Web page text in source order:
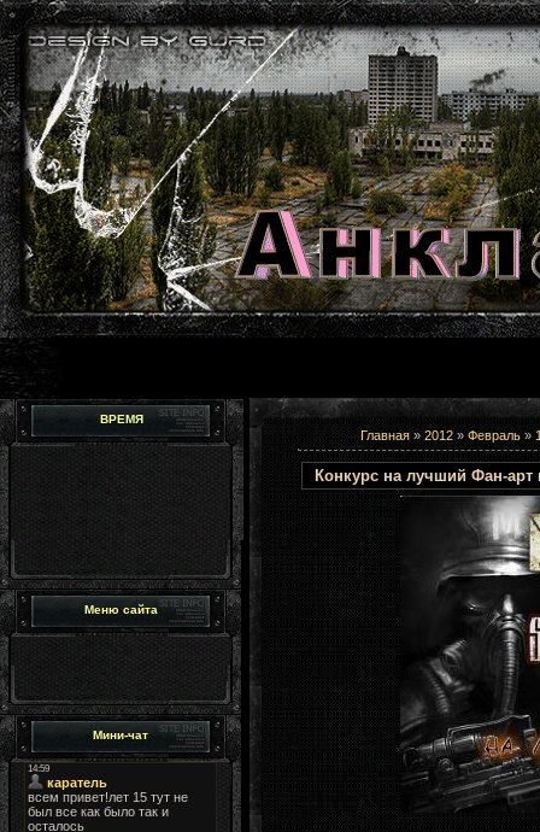
ВРЕМЯ
Меню сайта
Мини-чат
Главная» 2012 » Февраль »
Конкурс на лучший Фан-арт